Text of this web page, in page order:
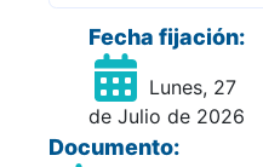
Fecha fijación:
Lunes, 27
de Julio de 2026
Documento: